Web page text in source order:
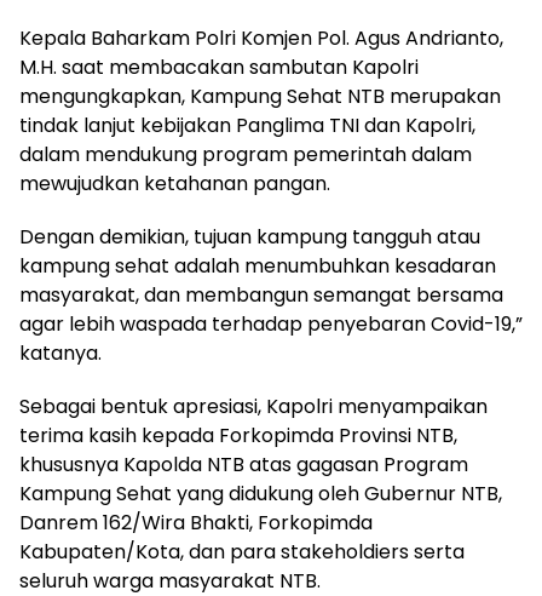
Kepala Baharkam Polri Komjen Pol. Agus Andrianto,
M.H. saat membacakan sambutan Kapolri
mengungkapkan, Kampung Sehat NTB merupakan
tindak lanjut kebijakan Panglima TNI dan Kapolri,
dalam mendukung program pemerintah dalam
mewujudkan ketahanan pangan.
Dengan demikian, tujuan kampung tangguh atau
kampung sehat adalah menumbuhkan kesadaran
masyarakat, dan membangun semangat bersama
agar lebih waspada terhadap penyebaran Covid-19,”
katanya.
Sebagai bentuk apresiasi, Kapolri menyampaikan
terima kasih kepada Forkopimda Provinsi NTB,
khususnya Kapolda NTB atas gagasan Program
Kampung Sehat yang didukung oleh Gubernur NTB,
Danrem 162/Wira Bhakti, Forkopimda
Kabupaten/Kota, dan para stakeholdiers serta
seluruh warga masyarakat NTB.